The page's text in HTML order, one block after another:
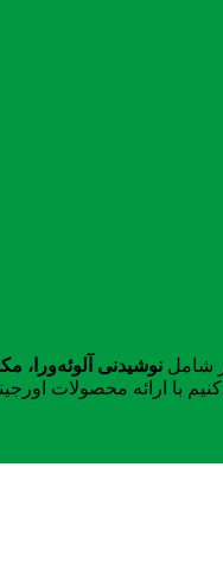
شامل نوشیدنی آلوئه‌ورا،
با ارائه محصولات